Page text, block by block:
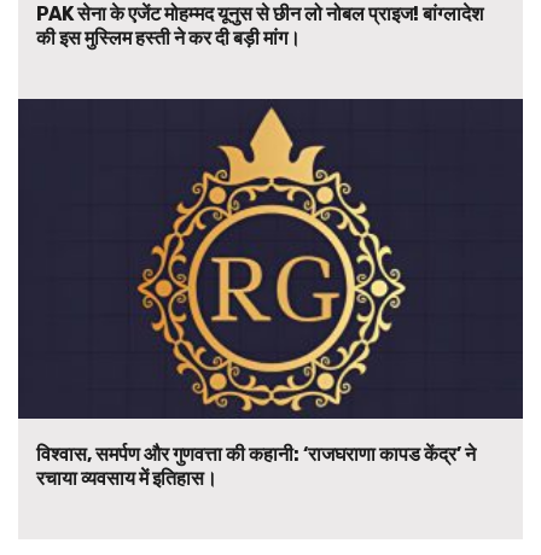
PAK सेना के एजेंट मोहम्मद यूनुस से छीन लो नोबल प्राइज! बांग्लादेश
की इस मुस्लिम हस्ती ने कर दी बड़ी मांग।
विश्वास, समर्पण और गुणवत्ता की कहानी: ‘राजघराणा कापड केंद्र’ ने
रचाया व्यवसाय में इतिहास।